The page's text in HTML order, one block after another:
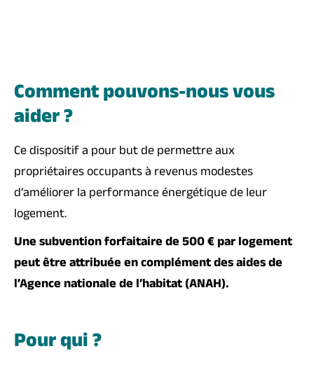
Comment pouvons-nous vous
aider ?
Ce dispositif a pour but de permettre aux
propriétaires occupants à revenus modestes
d’améliorer la performance énergétique de leur
logement.
Une subvention forfaitaire de 500 € par logement
peut être attribuée en complément des aides de
l’Agence nationale de l’habitat (ANAH).
Pour qui ?